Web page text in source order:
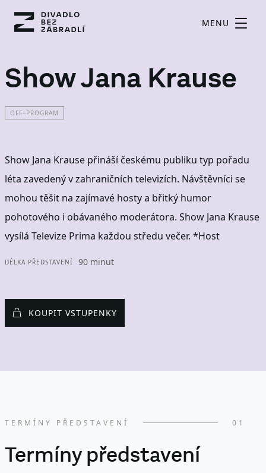
MENU
Show Jana Krause
OFF–PROGRAM
Show Jana Krause přináší českému publiku typ pořadu
léta zavedený v zahraničních televizích. Návštěvníci se
mohou těšit na zajímavé hosty a břitký humor
pohotového i obávaného moderátora. Show Jana Krause
vysílá Televize Prima každou středu večer. *Host
DÉLKA PŘEDSTAVENÍ 90 minut
KOUPIT VSTUPENKY
Termíny představení
TERMÍNY PŘEDSTAVENÍ 01